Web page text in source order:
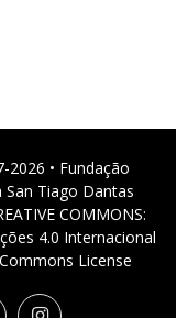
• Fundação
Tiago Dantas
COMMONS:
4.0 Internacional
License